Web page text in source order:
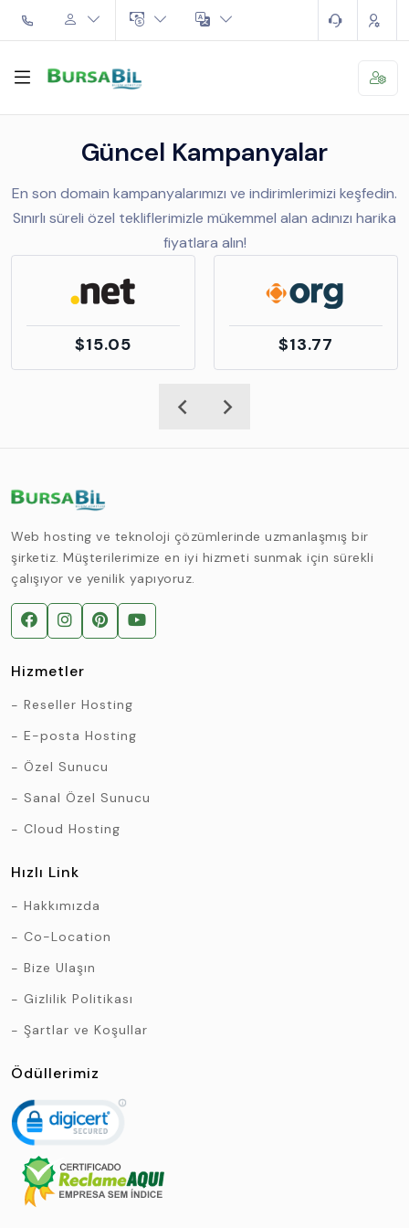
Güncel Kampanyalar
En son domain kampanyalarımızı ve indirimlerimizi keşfedin.
Sınırlı süreli özel tekliflerimizle mükemmel alan adınızı harika
fiyatlara alın!
$15.05 $13.77
Web hosting ve teknoloji çözümlerinde uzmanlaşmış bir
şirketiz. Müşterilerimize en iyi hizmeti sunmak için sürekli
çalışıyor ve yenilik yapıyoruz.
Hizmetler
Reseller Hosting
E-posta Hosting
Özel Sunucu
Sanal Özel Sunucu
Cloud Hosting
Hızlı Link
Hakkımızda
Co-Location
Bize Ulaşın
Gizlilik Politikası
Şartlar ve Koşullar
Ödüllerimiz